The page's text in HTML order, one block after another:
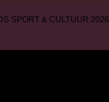
SPORT & CULTUUR 2026